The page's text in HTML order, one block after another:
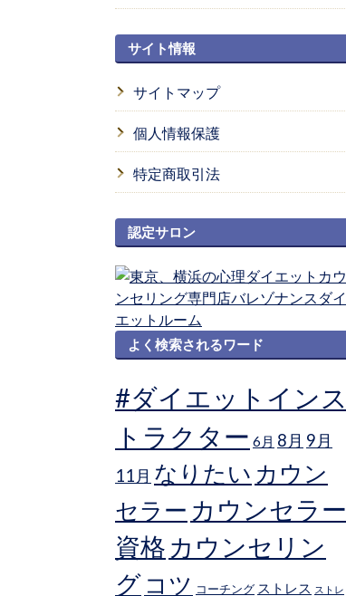
サイト情報
サイトマップ
個人情報保護
特定商取引法
認定サロン
よく検索されるワード
#ダイエットインス
トラクター 6月 8月 9月
11月 なりたい カウン
セラー カウンセラー
資格 カウンセリン
グ コツ コーチング ストレス ストレ